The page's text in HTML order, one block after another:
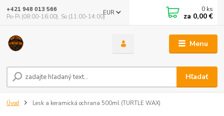
Menu
EUR
Hľadať
+421 948 013 566
Po-Pi (08:00-16:00), So (11:00-14:00)
0 ks
za 0,00 €
Úvod Lesk a keramická ochrana 500ml (TURTLE WAX)